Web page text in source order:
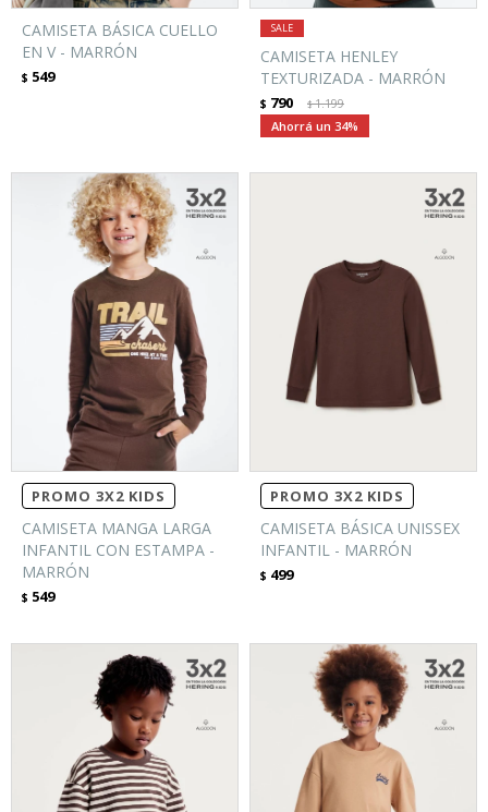
CAMISETA BÁSICA CUELLO
EN V - MARRÓN
$ 549
CAMISETA HENLEY
TEXTURIZADA - MARRÓN
$ 790 $1.199
34
PROMO 3X2 KIDS
CAMISETA MANGA LARGA
INFANTIL CON ESTAMPA -
MARRÓN
$ 549
PROMO 3X2 KIDS
CAMISETA BÁSICA UNISSEX
INFANTIL - MARRÓN
$ 499